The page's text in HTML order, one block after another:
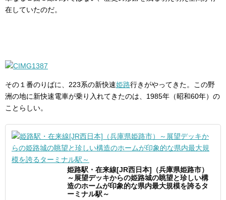
在していたのだ。
その１番のりばに、223系の新快速姫路行きがやってきた。この野
洲の地に新快速電車が乗り入れてきたのは、1985年（昭和60年）の
ことらしい。
姫路駅・在来線[JR西日本]（兵庫県姫路市）
～展望デッキからの姫路城の眺望と珍しい構
造のホームが印象的な県内最大規模を誇るタ
ーミナル駅～